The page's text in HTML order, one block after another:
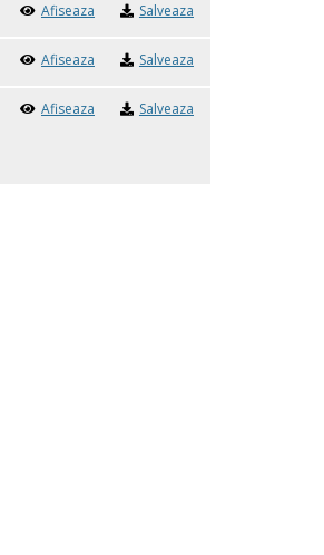
Afiseaza Salveaza
Afiseaza Salveaza
Afiseaza Salveaza